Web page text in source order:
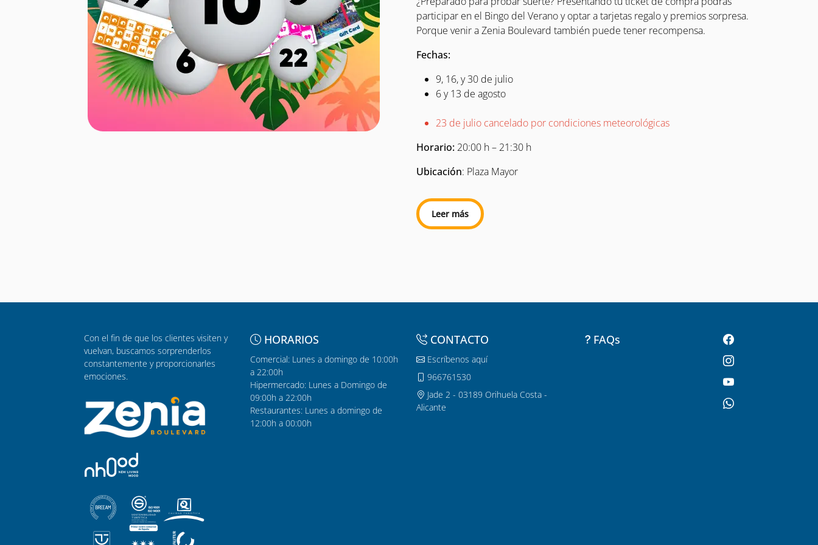
participar en el Bingo del Verano y optar a tarjetas regalo y premios sorpresa.
Porque venir a Zenia Boulevard también puede tener recompensa.
Fechas:
9, 16, y 30 de julio
6 y 13 de agosto
23 de julio cancelado por condiciones meteorológicas
Horario: 20:00 h – 21:30 h
Ubicación: Plaza Mayor
Leer más
Con el fin de que los clientes visiten y
vuelvan, buscamos sorprenderlos
constantemente y proporcionarles
emociones.
HORARIOS
Comercial: Lunes a domingo de 10:00h
a 22:00h
Hipermercado: Lunes a Domingo de
09:00h a 22:00h
Restaurantes: Lunes a domingo de
12:00h a 00:00h
CONTACTO
Escríbenos aquí
966761530
Jade 2 - 03189 Orihuela Costa -
Alicante
FAQs